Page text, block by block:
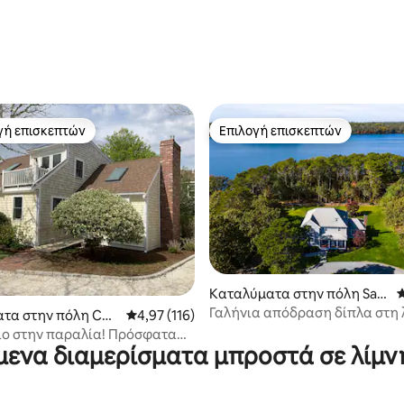
στα 5, 8 κριτικές
επιλογή επισκεπτών
επισκεπτών
στην πόλη Cha
Μέση βαθμολογία: 4,97 στα 5, 116 κριτικές
4,97 (116)
στην παραλία! Πρόσφατα
Επιλογή επισκεπτών
Επιλογή επισκεπτών
Καταλύματα στην πόλη San
dwich
Γαλήνια απόδραση δίπλα στη
διαμερίσματα μπροστά σε